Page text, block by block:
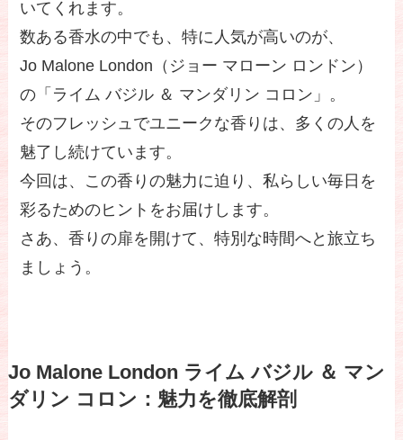
いてくれます。
数ある香水の中でも、特に人気が高いのが、
Jo Malone London（ジョー マローン ロンドン）
の「ライム バジル ＆ マンダリン コロン」。
そのフレッシュでユニークな香りは、多くの人を
魅了し続けています。
今回は、この香りの魅力に迫り、私らしい毎日を
彩るためのヒントをお届けします。
さあ、香りの扉を開けて、特別な時間へと旅立ち
ましょう。
Jo Malone London ライム バジル ＆ マン
ダリン コロン：魅力を徹底解剖